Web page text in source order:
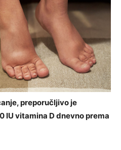
preporučljivo je
vitamina D dnevno prema